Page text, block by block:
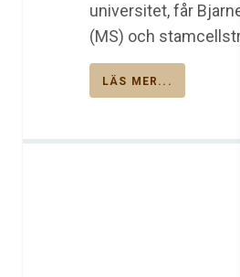
universitet, får
(MS) och
LÄS MER...